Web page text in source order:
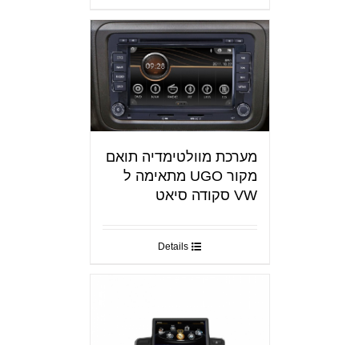
מערכת מוולטימדיה תואם
מקור UGO מתאימה ל
VW סקודה סיאט
Details